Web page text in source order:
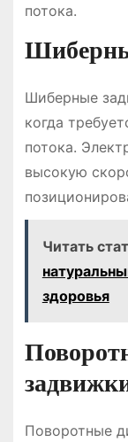
потока.
Шиберные
когда
потока.
высокую
Читать
здоровья
Поворотные